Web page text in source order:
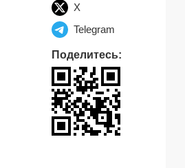
X
Telegram
Поделитесь: